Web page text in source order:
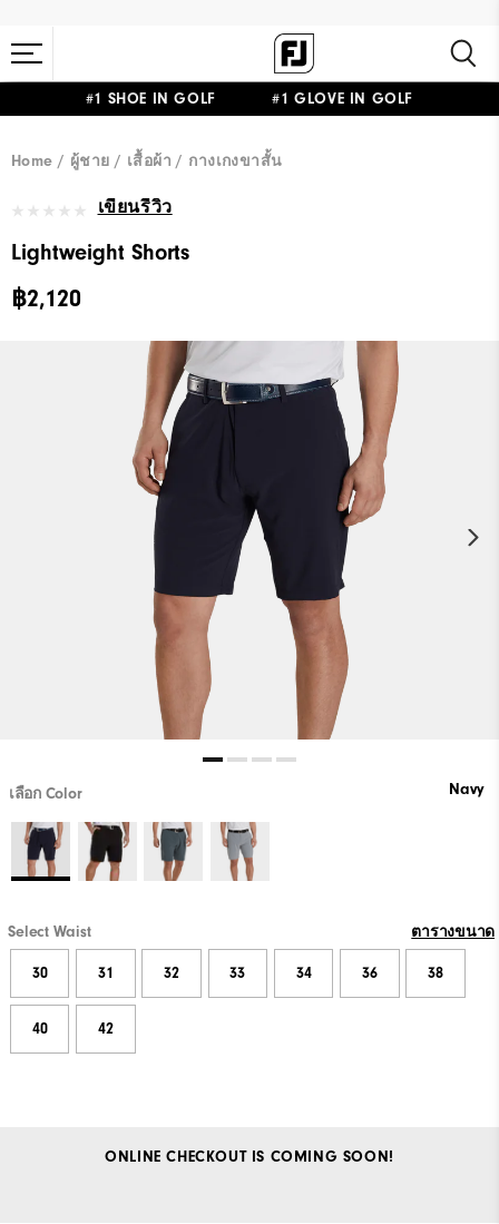
#1 SHOE IN GOLF #1 GLOVE IN GOLF
Home ผู้ชาย เสื้อผ้า กางเกงขาสั้น
เขียนรีวิว
Lightweight Shorts
฿2,120
เลือก Color Navy
Select Waist ตารางขนาด
30 31 32 33 34 36 38
40 42
ONLINE CHECKOUT IS COMING SOON!